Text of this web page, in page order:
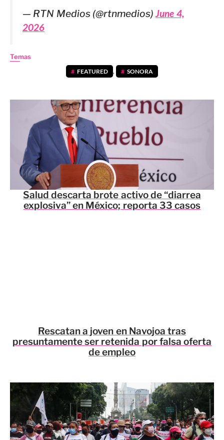
— RTN Medios (@rtnmedios)June 4,
2026
Temas
FEATURED , SONORA
Salud descarta brote activo de “diarrea
explosiva” en México; reporta 33 casos
Rescatan a joven en Navojoa tras
presuntamente ser retenida por falsa oferta
de empleo